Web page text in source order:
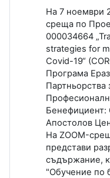
На 7 ноември
среща по
000034664
strategies for
Covid-19“
Програма
Партньорства
Бенефициент:
Апостолов
На ZOOM-
представи
съдържание,
"Обучение по